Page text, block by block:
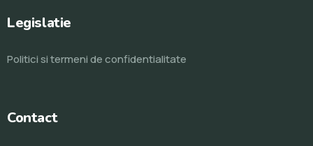
Legislatie
Politici si termeni de confidentialitate
Contact